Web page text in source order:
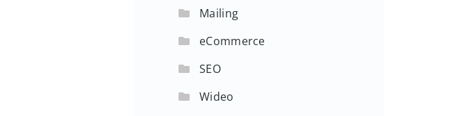
Mailing
eCommerce
SEO
Wideo